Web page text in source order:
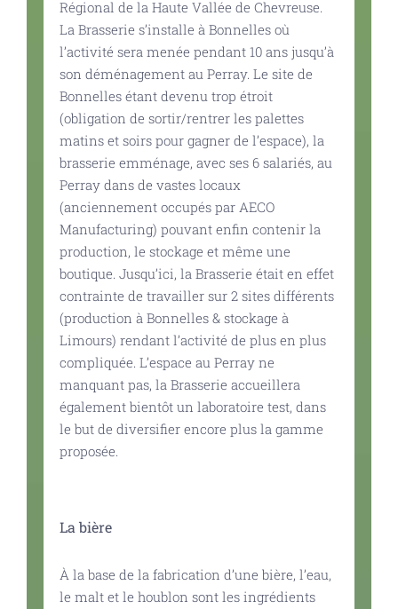
Régional de la Haute Vallée de Chevreuse.
La Brasserie s’installe à Bonnelles où
l’activité sera menée pendant 10 ans jusqu’à
son déménagement au Perray. Le site de
Bonnelles étant devenu trop étroit
(obligation de sortir/rentrer les palettes
matins et soirs pour gagner de l’espace), la
brasserie emménage, avec ses 6 salariés, au
Perray dans de vastes locaux
(anciennement occupés par AECO
Manufacturing) pouvant enfin contenir la
production, le stockage et même une
boutique. Jusqu’ici, la Brasserie était en effet
contrainte de travailler sur 2 sites différents
(production à Bonnelles & stockage à
Limours) rendant l’activité de plus en plus
compliquée. L’espace au Perray ne
manquant pas, la Brasserie accueillera
également bientôt un laboratoire test, dans
le but de diversifier encore plus la gamme
proposée.
La bière
À la base de la fabrication d’une bière, l’eau,
le malt et le houblon sont les ingrédients